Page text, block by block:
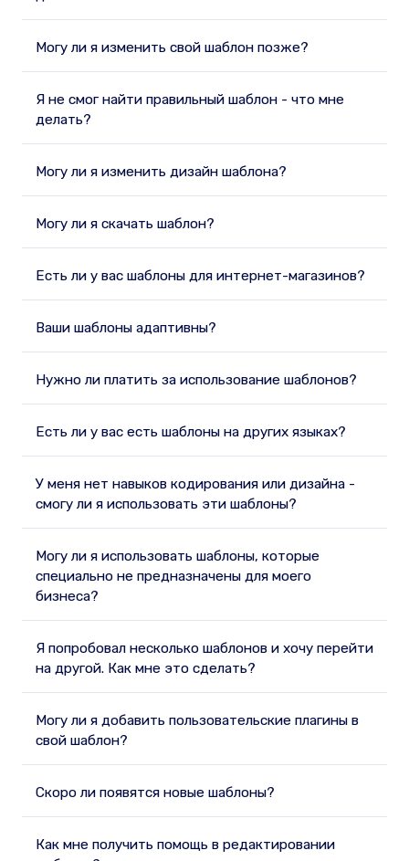
Могу ли я изменить свой шаблон позже?
Я не смог найти правильный шаблон - что мне
делать?
Могу ли я изменить дизайн шаблона?
Могу ли я скачать шаблон?
Есть ли у вас шаблоны для интернет-магазинов?
Ваши шаблоны адаптивны?
Нужно ли платить за использование шаблонов?
Есть ли у вас есть шаблоны на других языках?
У меня нет навыков кодирования или дизайна -
смогу ли я использовать эти шаблоны?
Могу ли я использовать шаблоны, которые
специально не предназначены для моего
бизнеса?
Я попробовал несколько шаблонов и хочу перейти
на другой. Как мне это сделать?
Могу ли я добавить пользовательские плагины в
свой шаблон?
Скоро ли появятся новые шаблоны?
Как мне получить помощь в редактировании